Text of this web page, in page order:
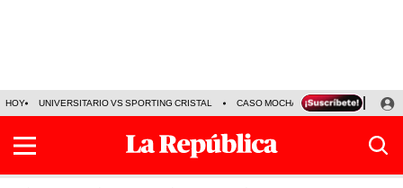
HOY UNIVERSITARIO VS SPORTING CRISTAL CASO MOCHASUELDOS